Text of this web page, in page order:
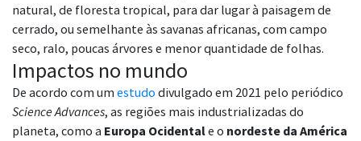
natural, de floresta tropical, para dar lugar à paisagem de
cerrado, ou semelhante às savanas africanas, com campo
seco, ralo, poucas árvores e menor quantidade de folhas.
Impactos no mundo
De acordo com um estudo divulgado em 2021 pelo periódico
Science Advances, as regiões mais industrializadas do
planeta, como a Europa Ocidentale o nordeste da América